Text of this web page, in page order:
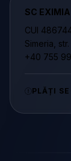
SC
CUI
Simeria,
+40 755
PLĂȚI